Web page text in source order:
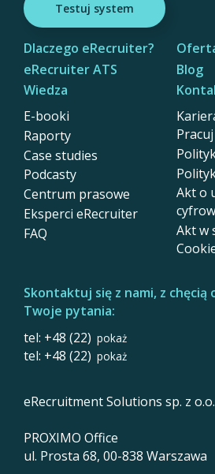
Testuj system
Dlaczego eRecruiter?
eRecruiter ATS
Wiedza
E-booki
Raporty
Case studies
Podcasty
Centrum prasowe
Eksperci eRecruiter
FAQ
Blog
Pracuj
Akt o
Akt w
Skontaktuj się z nami, z chęcią
Twoje pytania:
tel: +48 (22) pokaż
tel: +48 (22) pokaż
eRecruitment Solutions sp. z o.o.
PROXIMO Office
ul. Prosta 68, 00-838 Warszawa